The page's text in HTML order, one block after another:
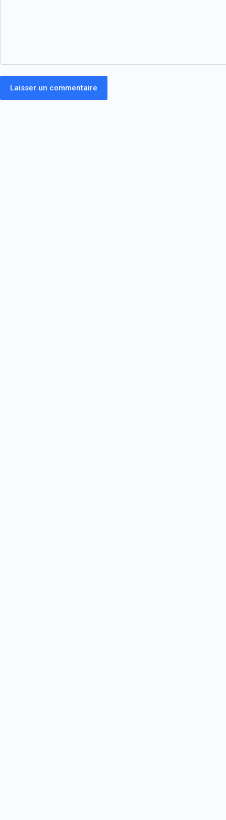
Laisser un commentaire